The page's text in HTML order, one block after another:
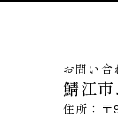
お問い合
鯖江
住所：〒